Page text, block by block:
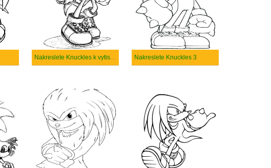
Nakreslete Knuckles k vytisknutí Nakreslete Knuckles 3